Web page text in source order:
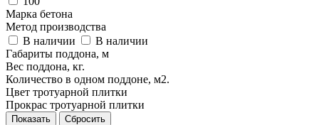
Марка бетона
Метод производства
В наличии
В наличии
Габариты поддона, м
Вес поддона, кг.
Количество в одном поддоне, м2.
Цвет тротуарной плитки
Прокраc тротуарной плитки
Сбросить